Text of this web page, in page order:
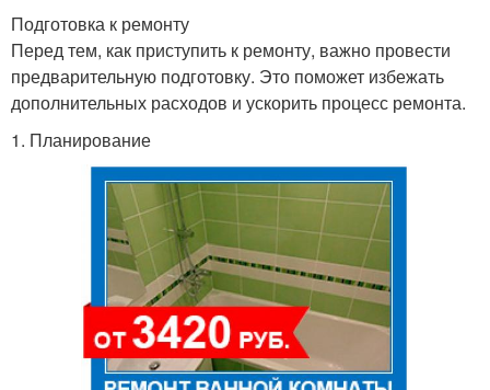
Подготовка к ремонту
Перед тем, как приступить к ремонту, важно провести
предварительную подготовку. Это поможет избежать
дополнительных расходов и ускорить процесс ремонта.
1. Планирование